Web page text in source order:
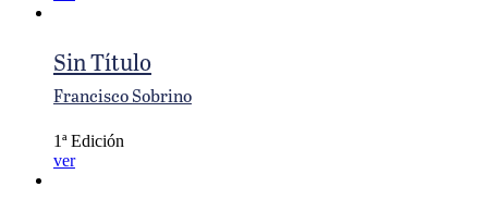
Sin Título
Francisco Sobrino
1ª Edición
ver